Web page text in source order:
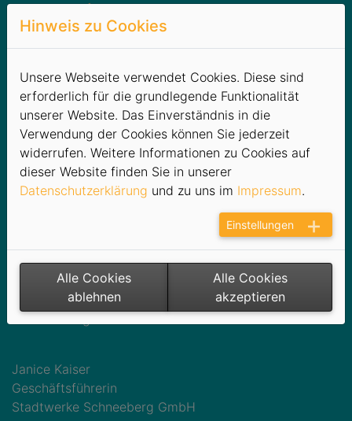
30.08.2023)
möglich
Heute gab das Gesundheitsamt Entwarnung: Der
Badebetrieb am Strandbad Filzteich in Schneeberg
kann ab sofort wieder aufgenommen werden.
Der in den vergangenen Wochen aufgetretene
Blaualgenbefall ist rückläufig. Nach erneuerter
Beprobung durch das hiesige Gesundheitsamt ist ein
Baden in einer der ältesten Talsperren Sachsens daher
ohne Einschränkungen wieder möglich.
Das Strandbad Filzteich ist für Badegäste bis zum
15.09.2023 geöffnet.
Janice Kaiser
Geschäftsführerin
Stadtwerke Schneeberg GmbH
Hinweis zu Cookies
Unsere Webseite verwendet Cookies. Diese sind
erforderlich für die grundlegende Funktionalität
unserer Website. Das Einverständnis in die
Verwendung der Cookies können Sie jederzeit
widerrufen. Weitere Informationen zu Cookies auf
dieser Website finden Sie in unserer
Datenschutzerklärung und zu uns im Impressum.
Einstellungen
Alle Cookies
ablehnen
Alle Cookies
akzeptieren